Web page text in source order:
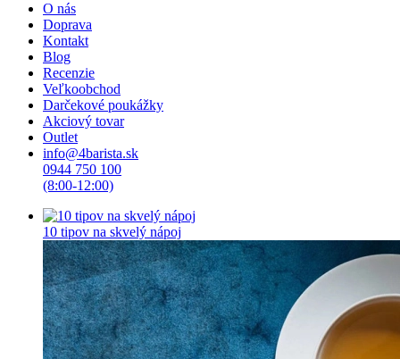
O nás
Doprava
Kontakt
Blog
Recenzie
Veľkoobchod
Darčekové poukážky
Akciový tovar
Outlet
info@4barista.sk
0944 750 100
(8:00-12:00)
10 tipov na skvelý nápoj